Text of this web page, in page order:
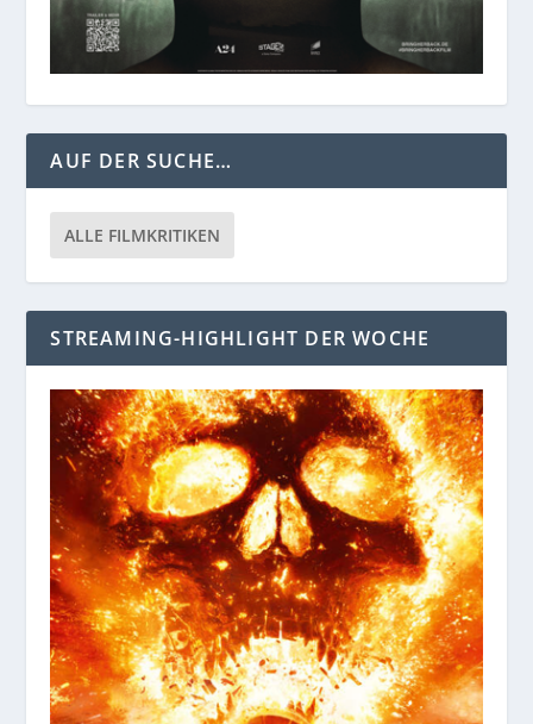
AUF DER SUCHE…
ALLE FILMKRITIKEN
STREAMING-HIGHLIGHT DER WOCHE